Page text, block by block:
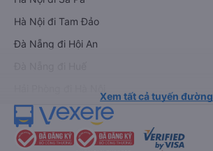
Hà Nội đi Tam Đảo
Đà Nẵng đi Hội An
Xem tất cả tuyến đường